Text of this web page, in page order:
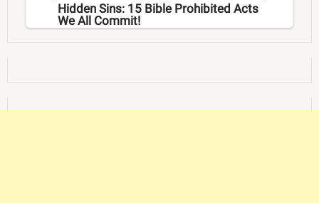
Hidden Sins: 15 Bible Prohibited Acts
We All Commit!